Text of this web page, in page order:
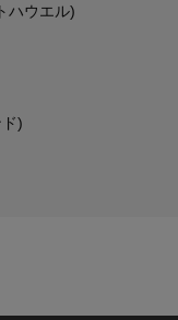
ハウエル)
)